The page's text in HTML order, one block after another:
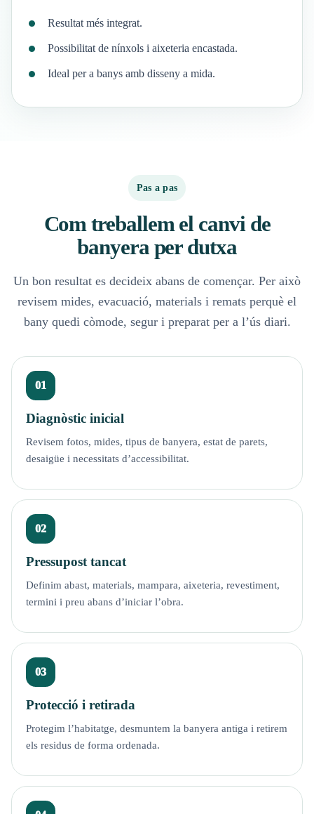
Resultat més integrat.
Possibilitat de nínxols i aixeteria encastada.
Ideal per a banys amb disseny a mida.
Pas a pas
Com treballem el canvi de
banyera per dutxa
Un bon resultat es decideix abans de començar. Per això
revisem mides, evacuació, materials i remats perquè el
bany quedi còmode, segur i preparat per a l’ús diari.
Diagnòstic inicial
Revisem fotos, mides, tipus de banyera, estat de parets,
desaigüe i necessitats d’accessibilitat.
Pressupost tancat
Definim abast, materials, mampara, aixeteria, revestiment,
termini i preu abans d’iniciar l’obra.
Protecció i retirada
Protegim l’habitatge, desmuntem la banyera antiga i retirem
els residus de forma ordenada.